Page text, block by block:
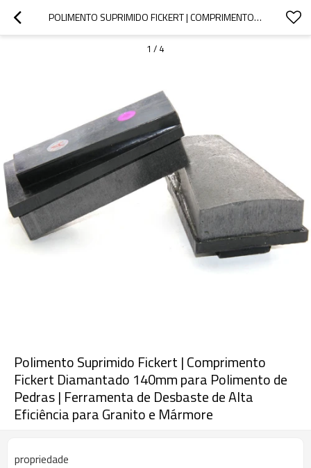
POLIMENTO SUPRIMIDO FICKERT | COMPRIMENTO FICKERT DIAMANTADO 140MM PARA POLIMENTO DE PEDRAS | FERRAMENTA DE DESBASTE DE ALTA EFICIÊNCIA PARA GRANITO E MÁRMORE
1 / 4
Polimento Suprimido Fickert | Comprimento
Fickert Diamantado 140mm para Polimento de
Pedras | Ferramenta de Desbaste de Alta
Eficiência para Granito e Mármore
propriedade